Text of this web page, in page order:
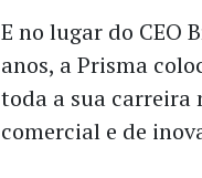
E no lugar do CEO
anos, a Prisma
toda a sua carreira
comercial e de